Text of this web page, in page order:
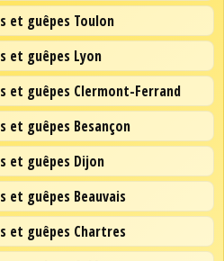
et guêpes Toulon
et guêpes Lyon
et guêpes Clermont-Ferrand
et guêpes Besançon
et guêpes Dijon
guêpes Beauvais
et guêpes Chartres